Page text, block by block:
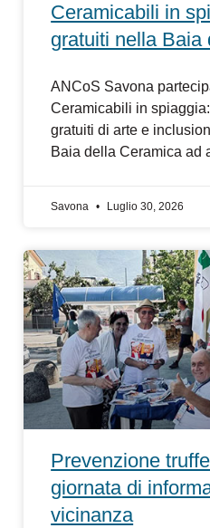
Ceramicabili in
gratuiti nella Baia
ANCoS Savona
Ceramicabili in
gratuiti di arte e
Baia della Ceramica ad
Savona Luglio 30, 2026
Prevenzione
giornata di
vicinanza